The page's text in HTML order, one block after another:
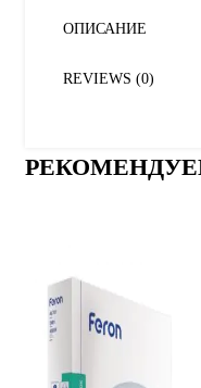
ОПИСАНИЕ
REVIEWS (0)